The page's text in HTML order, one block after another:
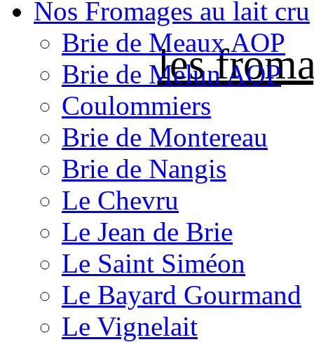
les
Nos Fromages au lait cru
Brie de Meaux AOP
Brie de Melun AOP
Coulommiers
Brie de Montereau
Brie de Nangis
Le Chevru
Le Jean de Brie
Le Saint Siméon
Le Bayard Gourmand
Le Vignelait